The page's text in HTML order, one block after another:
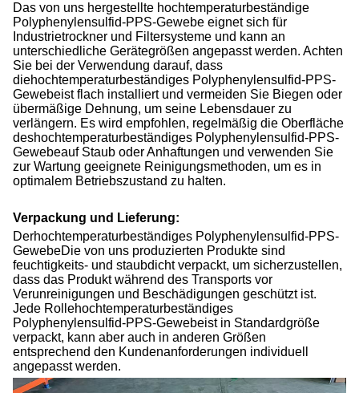
Das von uns hergestellte hochtemperaturbeständige
Polyphenylensulfid-PPS-Gewebe eignet sich für
Industrietrockner und Filtersysteme und kann an
unterschiedliche Gerätegrößen angepasst werden. Achten
Sie bei der Verwendung darauf, dass
diehochtemperaturbeständiges Polyphenylensulfid-PPS-
Gewebeist flach installiert und vermeiden Sie Biegen oder
übermäßige Dehnung, um seine Lebensdauer zu
verlängern. Es wird empfohlen, regelmäßig die Oberfläche
deshochtemperaturbeständiges Polyphenylensulfid-PPS-
Gewebeauf Staub oder Anhaftungen und verwenden Sie
zur Wartung geeignete Reinigungsmethoden, um es in
optimalem Betriebszustand zu halten.
Verpackung und Lieferung:
Derhochtemperaturbeständiges Polyphenylensulfid-PPS-
GewebeDie von uns produzierten Produkte sind
feuchtigkeits- und staubdicht verpackt, um sicherzustellen,
dass das Produkt während des Transports vor
Verunreinigungen und Beschädigungen geschützt ist.
Jede Rollehochtemperaturbeständiges
Polyphenylensulfid-PPS-Gewebeist in Standardgröße
verpackt, kann aber auch in anderen Größen
entsprechend den Kundenanforderungen individuell
angepasst werden.